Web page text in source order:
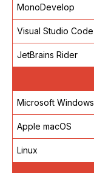
MonoDevelop
Visual Studio Code
JetBrains Rider
Microsoft Windows
Apple macOS
Linux